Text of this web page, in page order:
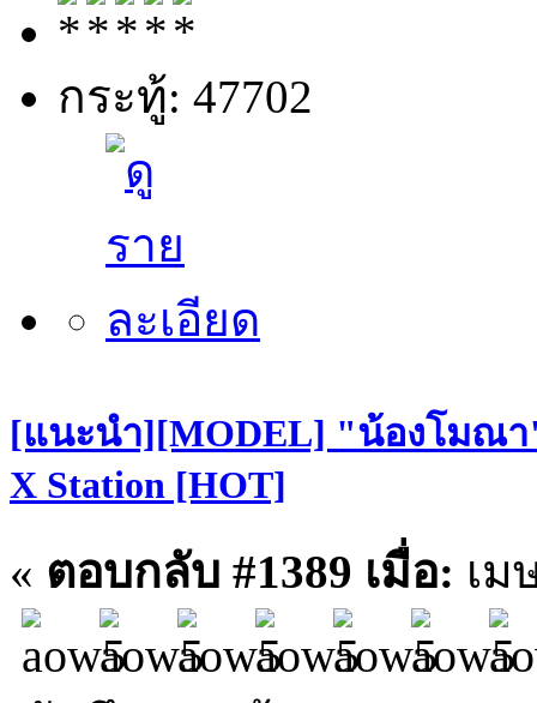
กระทู้: 47702
[แนะนำ][MODEL] "น้องโมณา
X Station [HOT]
« ตอบกลับ #1389 เมื่อ: เม